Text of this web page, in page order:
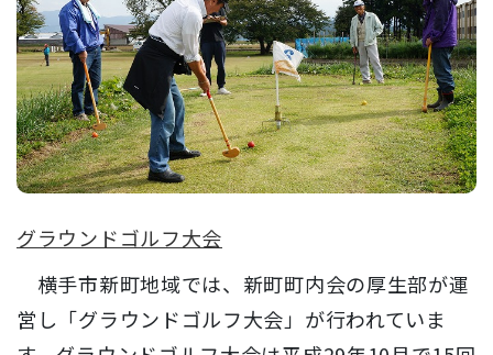
グラウンドゴルフ大会
横手市新町地域では、新町町内会の厚生部が運
営し「グラウンドゴルフ大会」が行われていま